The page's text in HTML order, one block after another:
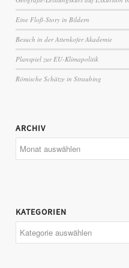
Eine Floß-Story in Bildern
Besuch in der Attenkofer Akademie
Planspiel zur EU-Klimapolitik
Römische Schätze in Straubing
ARCHIV
KATEGORIEN